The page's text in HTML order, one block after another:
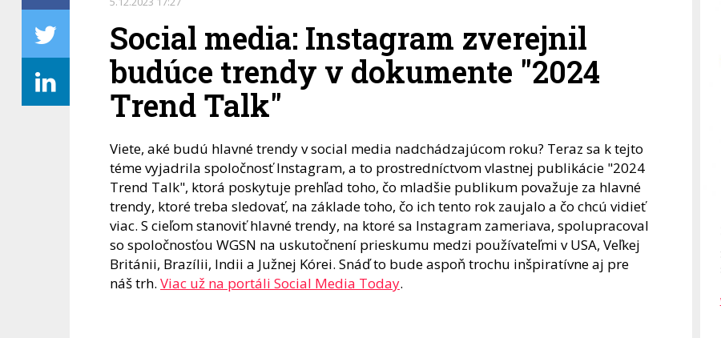
Social media: Instagram zverejnil
budúce trendy v dokumente "2024
Trend Talk"
Viete, aké budú hlavné trendy v social media nadchádzajúcom roku? Teraz sa k tejto
téme vyjadrila spoločnosť Instagram, a to prostredníctvom vlastnej publikácie "2024
Trend Talk", ktorá poskytuje prehľad toho, čo mladšie publikum považuje za hlavné
trendy, ktoré treba sledovať, na základe toho, čo ich tento rok zaujalo a čo chcú vidieť
viac. S cieľom stanoviť hlavné trendy, na ktoré sa Instagram zameriava, spolupracoval
so spoločnosťou WGSN na uskutočnení prieskumu medzi používateľmi v USA, Veľkej
Británii, Brazílii, Indii a Južnej Kórei. Snáď to bude aspoň trochu inšpiratívne aj pre
náš trh. Viac už na portáli Social Media Today.